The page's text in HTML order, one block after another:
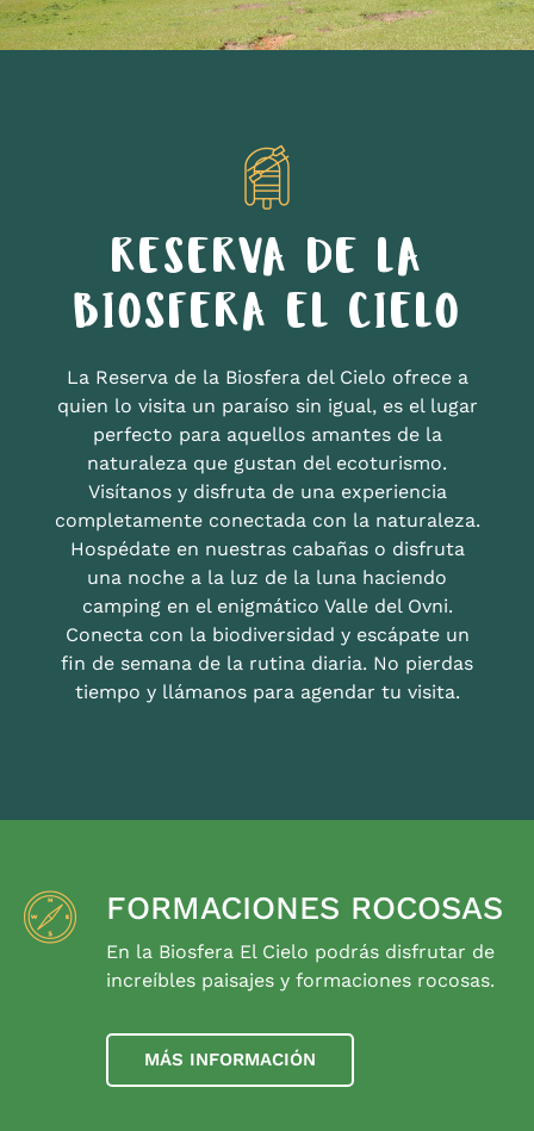
RESERVA DE LA
BIOSFERA EL CIELO
La Reserva de la Biosfera del Cielo ofrece a
quien lo visita un paraíso sin igual, es el lugar
perfecto para aquellos amantes de la
naturaleza que gustan del ecoturismo.
Visítanos y disfruta de una experiencia
completamente conectada con la naturaleza.
Hospédate en nuestras cabañas o disfruta
una noche a la luz de la luna haciendo
camping en el enigmático Valle del Ovni.
Conecta con la biodiversidad y escápate un
fin de semana de la rutina diaria. No pierdas
tiempo y llámanos para agendar tu visita.
FORMACIONES ROCOSAS
En la Biosfera El Cielo podrás disfrutar de
increíbles paisajes y formaciones rocosas.
MÁS INFORMACIÓN